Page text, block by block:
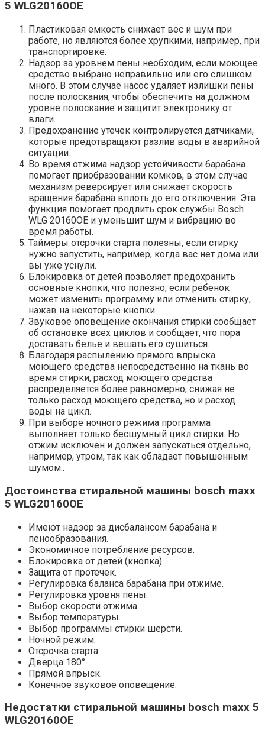
5 WLG20160OE
Пластиковая емкость снижает вес и шум при
работе, но являются более хрупкими, например, при
транспортировке.
Надзор за уровнем пены необходим, если моющее
средство выбрано неправильно или его слишком
много. В этом случае насос удаляет излишки пены
после полоскания, чтобы обеспечить на должном
уровне полоскание и защитит электронику от
влаги.
Предохранение утечек контролируется датчиками,
которые предотвращают разлив воды в аварийной
ситуации.
Во время отжима надзор устойчивости барабана
помогает приобразовании комков, в этом случае
механизм реверсирует или снижает скорость
вращения барабана вплоть до его отключения. Эта
функция помогает продлить срок службы Bosch
WLG 20160OE и уменьшит шум и вибрацию во
время работы.
Таймеры отсрочки старта полезны, если стирку
нужно запустить, например, когда вас нет дома или
вы уже уснули.
Блокировка от детей позволяет предохранить
основные кнопки, что полезно, если ребенок
может изменить программу или отменить стирку,
нажав на некоторые кнопки.
Звуковое оповещение окончания стирки сообщает
об остановке всех циклов и сообщает, что пора
доставать белье и вешать его сушиться.
Благодаря распылению прямого впрыска
моющего средства непосредственно на ткань во
время стирки, расход моющего средства
распределяется более равномерно, снижая не
только расход моющего средства, но и расход
воды на цикл.
При выборе ночного режима программа
выполняет только бесшумный цикл стирки. Но
отжим исключен и должен запускаться отдельно,
например, утром, так как обладает повышенным
шумом..
Достоинства стиральной машины bosch maxx
5 WLG20160OE
Имеют надзор за дисбалансом барабана и
пенообразования.
Экономичное потребление ресурсов.
Блокировка от детей (кнопка).
Защита от протечек.
Регулировка баланса барабана при отжиме.
Регулировка уровня пены.
Выбор скорости отжима.
Выбор температуры.
Выбор программы стирки шерсти.
Ночной режим.
Отсрочка старта.
Дверца 180°.
Прямой впрыск.
Конечное звуковое оповещение.
Недостатки стиральной машины bosch maxx 5
WLG20160OE